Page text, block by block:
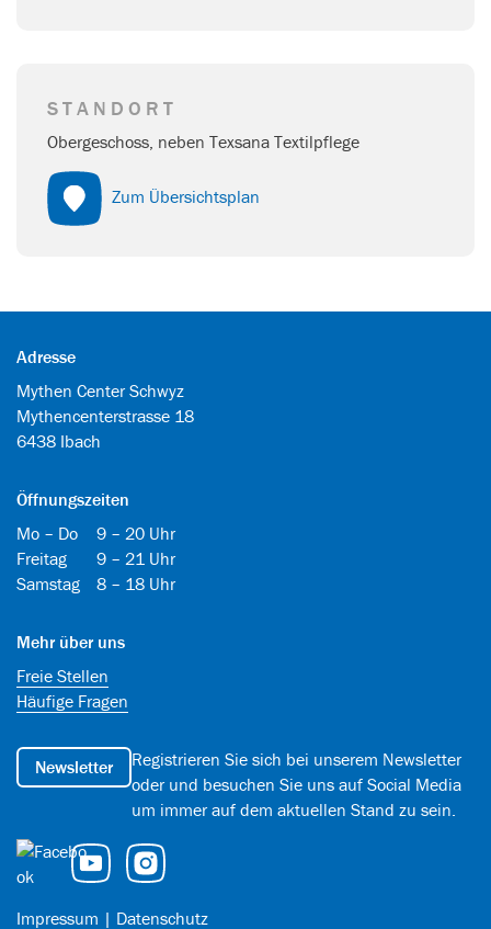
STANDORT
Obergeschoss, neben Texsana Textilpflege
Zum Übersichtsplan
Adresse
Mythen Center Schwyz
Mythencenterstrasse 18
6438 Ibach
Öffnungszeiten
Mo – Do
9 – 20 Uhr
Freitag
9 – 21 Uhr
Samstag
8 – 18 Uhr
Mehr über uns
Freie Stellen
Häufige Fragen
Newsletter
Registrieren Sie sich bei unserem Newsletter
oder und besuchen Sie uns auf Social Media
um immer auf dem aktuellen Stand zu sein.
Impressum | Datenschutz